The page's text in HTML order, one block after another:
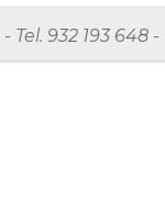
- Tel. 932 193 648 -